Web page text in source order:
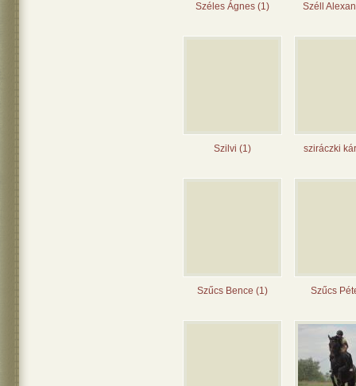
Széles Ágnes (1) Széll
Szilvi (1) sziráczki
Szűcs Bence (1) Szűcs